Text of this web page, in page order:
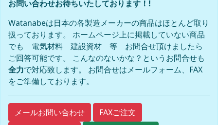
お問い合わせお待ちいたしております！!
Watanabeは日本の各製造メーカーの商品はほとんど取り
扱っております。 ホームページ上に掲載していない商品
でも 電気材料 建設資材 等 お問合せ頂けましたら
ご回答可能です。 こんなのないかな？というお問合せも
全力で対応致します。 お問合せはメールフォーム、FAX
をご準備しております。
メールお問い合わせ
FAXご注文